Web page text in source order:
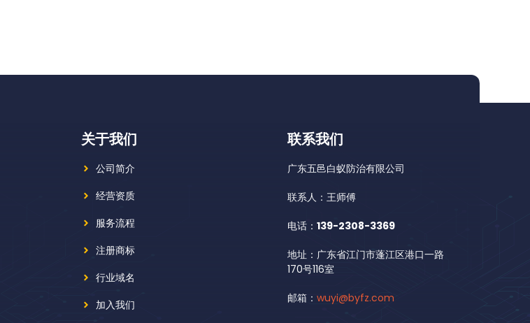
关于我们
公司简介
经营资质
服务流程
注册商标
行业域名
加入我们
联系我们
广东五邑白蚁防治有限公司
联系人：王师傅
电话： 139-2308-3369
地址：广东省江门市蓬江区港口一路
170号116室
邮箱： wuyi@byfz.com